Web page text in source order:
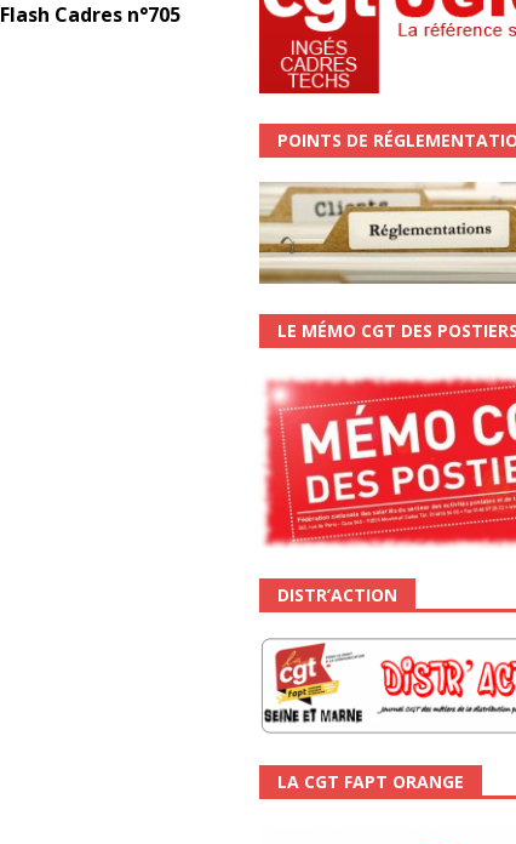
Flash Cadres n°705
POINTS DE
LE MÉMO CGT DES
DISTR’ACTION
LA CGT FAPT ORANGE